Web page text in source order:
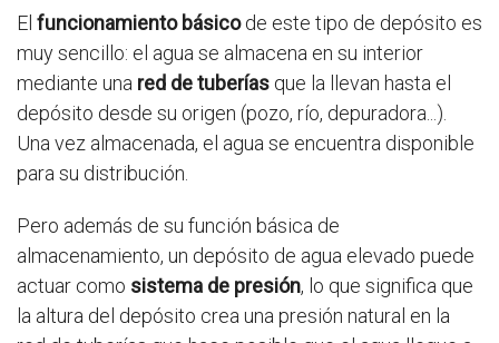
El funcionamiento básicode este tipo de depósito es
muy sencillo: el agua se almacena en su interior
mediante una red de tuberías que la llevan hasta el
depósito desde su origen (pozo, río, depuradora...).
Una vez almacenada, el agua se encuentra disponible
para su distribución.
Pero además de su función básica de
almacenamiento, un depósito de agua elevado puede
actuar como sistema de presión, lo que significa que
la altura del depósito crea una presión natural en la